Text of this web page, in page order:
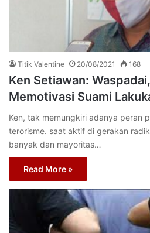
Titik Valentine 20/08/2021 168
Ken Setiawan:
Memotivasi Suami
Ken, tak memungkiri adanya peran
terorisme. saat aktif di gerakan
banyak dan mayoritas…
Read More »